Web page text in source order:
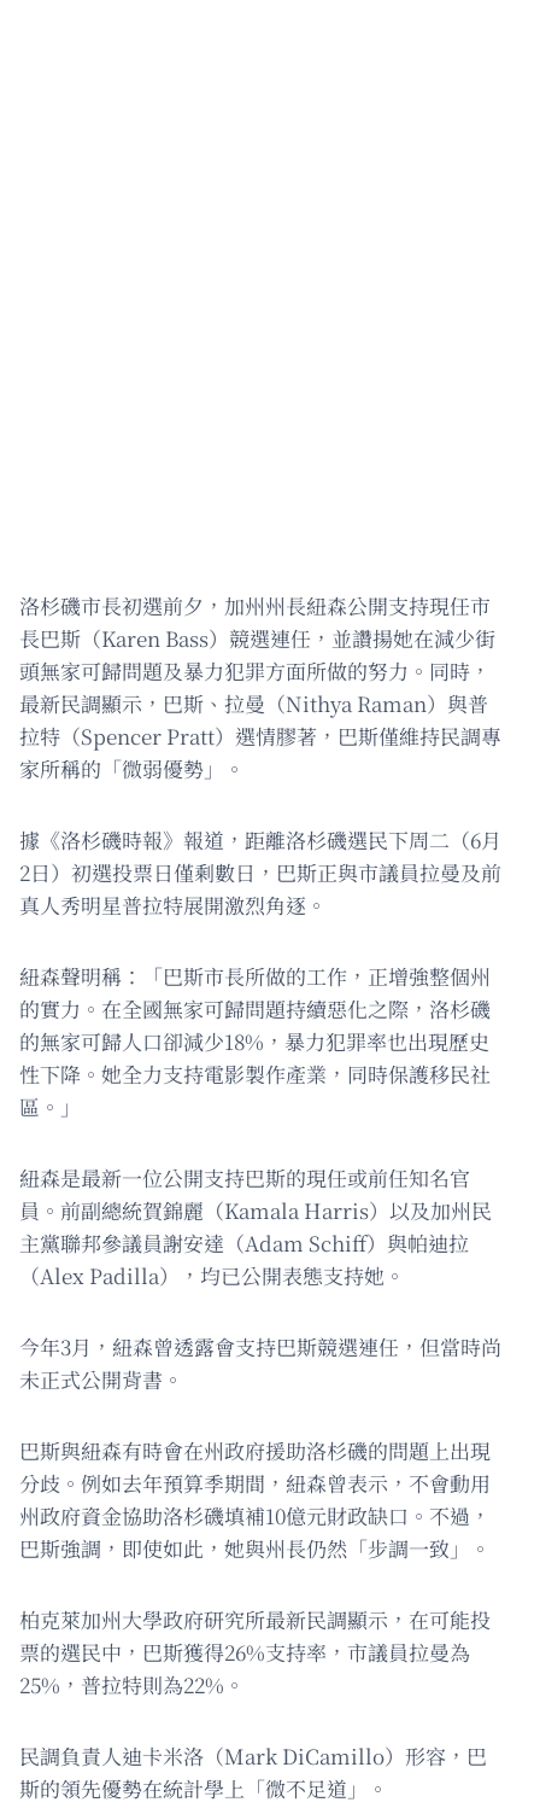
洛杉磯市長初選前夕，加州州長紐森公開支持現任市
長巴斯（Karen Bass）競選連任，並讚揚她在減少街
頭無家可歸問題及暴力犯罪方面所做的努力。同時，
最新民調顯示，巴斯、拉曼（Nithya Raman）與普
拉特（Spencer Pratt）選情膠著，巴斯僅維持民調專
家所稱的「微弱優勢」。
據《洛杉磯時報》報道，距離洛杉磯選民下周二（6月
2日）初選投票日僅剩數日，巴斯正與市議員拉曼及前
真人秀明星普拉特展開激烈角逐。
紐森聲明稱：「巴斯市長所做的工作，正增強整個州
的實力。在全國無家可歸問題持續惡化之際，洛杉磯
的無家可歸人口卻減少18%，暴力犯罪率也出現歷史
性下降。她全力支持電影製作產業，同時保護移民社
區。」
紐森是最新一位公開支持巴斯的現任或前任知名官
員。前副總統賀錦麗（Kamala Harris）以及加州民
主黨聯邦參議員謝安達（Adam Schiff）與帕迪拉
（Alex Padilla），均已公開表態支持她。
今年3月，紐森曾透露會支持巴斯競選連任，但當時尚
未正式公開背書。
巴斯與紐森有時會在州政府援助洛杉磯的問題上出現
分歧。例如去年預算季期間，紐森曾表示，不會動用
州政府資金協助洛杉磯填補10億元財政缺口。不過，
巴斯強調，即使如此，她與州長仍然「步調一致」。
柏克萊加州大學政府研究所最新民調顯示，在可能投
票的選民中，巴斯獲得26%支持率，市議員拉曼為
25%，普拉特則為22%。
民調負責人迪卡米洛（Mark DiCamillo）形容，巴
斯的領先優勢在統計學上「微不足道」。